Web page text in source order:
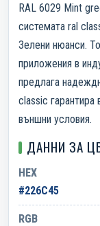
RAL 6029 Mint
системата ral
Зелени нюанси.
приложения в
предлага
classic гарантира
външни условия.
ДАННИ ЗА
HEX
#226C45
RGB